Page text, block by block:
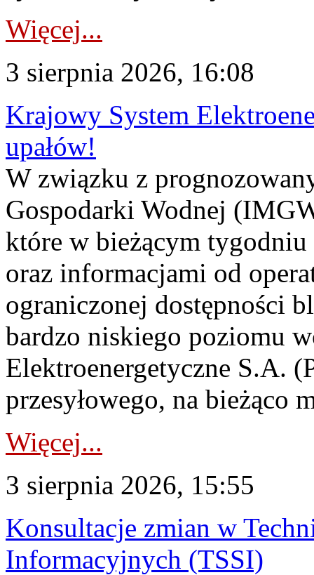
Więcej...
3 sierpnia 2026, 16:08
Krajowy System
upałów!
W związku z
Gospodarki Wodnej
które w bieżącym tygodniu
oraz informacjami od
ograniczonej dostępności
bardzo niskiego poziomu
Elektroenergetyczne S.A.
przesyłowego, na bieżąco
Więcej...
3 sierpnia 2026, 15:55
Konsultacje zmian w
Informacyjnych (TSSI)